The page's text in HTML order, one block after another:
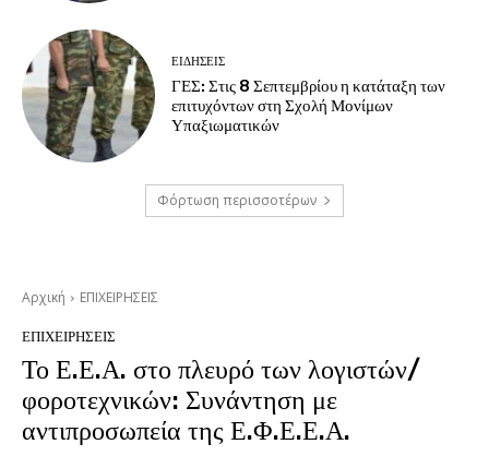
ΕΙΔΗΣΕΙΣ
ΓΕΣ: Στις 8 Σεπτεμβρίου η κατάταξη των
επιτυχόντων στη Σχολή Μονίμων
Υπαξιωματικών
Φόρτωση περισσοτέρων